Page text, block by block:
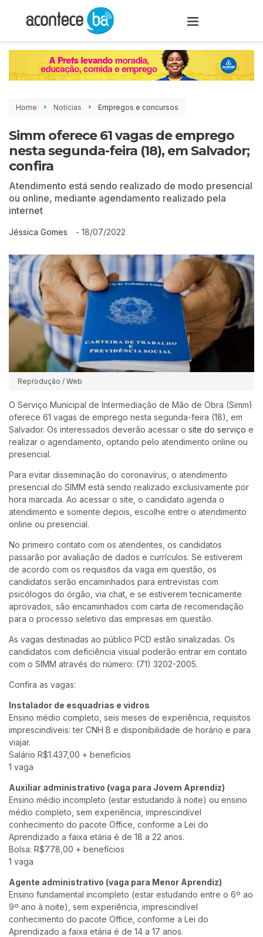
Home Notícias Empregos e concursos
Simm oferece 61 vagas de emprego
nesta segunda-feira (18), em Salvador;
confira
Atendimento está sendo realizado de modo presencial
ou online, mediante agendamento realizado pela
internet
Jéssica Gomes - 18/07/2022
Reprodução / Web
O Serviço Municipal de Intermediação de Mão de Obra (Simm)
oferece 61 vagas de emprego nesta segunda-feira (18), em
Salvador. Os interessados deverão acessar o site do serviço e
realizar o agendamento, optando pelo atendimento online ou
presencial.
Para evitar disseminação do coronavírus, o atendimento
presencial do SIMM está sendo realizado exclusivamente por
hora marcada. Ao acessar o site, o candidato agenda o
atendimento e somente depois, escolhe entre o atendimento
online ou presencial.
No primeiro contato com os atendentes, os candidatos
passarão por avaliação de dados e currículos. Se estiverem
de acordo com os requisitos da vaga em questão, os
candidatos serão encaminhados para entrevistas com
psicólogos do órgão, via chat, e se estiverem tecnicamente
aprovados, são encaminhados com carta de recomendação
para o processo seletivo das empresas em questão.
As vagas destinadas ao público PCD estão sinalizadas. Os
candidatos com deficiência visual poderão entrar em contato
com o SIMM através do número: (71) 3202-2005.
Confira as vagas:
Instalador de esquadrias e vidros
Ensino médio completo, seis meses de experiência, requisitos
imprescindíveis: ter CNH B e disponibilidade de horário e para
viajar.
Salário R$1.437,00 + benefícios
1 vaga
Auxiliar administrativo (vaga para Jovem Aprendiz)
Ensino médio incompleto (estar estudando à noite) ou ensino
médio completo, sem experiência, imprescindível
conhecimento do pacote Office, conforme a Lei do
Aprendizado a faixa etária é de 18 a 22 anos.
Bolsa: R$778,00 + benefícios
1 vaga
Agente administrativo (vaga para Menor Aprendiz)
Ensino fundamental incompleto (estar estudando entre o 6º ao
9º ano à noite), sem experiência, imprescindível
conhecimento do pacote Office, conforme a Lei do
Aprendizado a faixa etária é de 14 a 17 anos.